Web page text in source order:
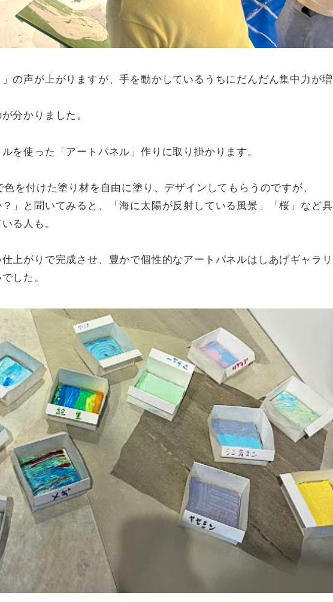
の声が上がりますが、手を動かしているうちにだんだん集中力が増
分かりました。
を使った「アートパネル」作りに取り掛かります。
を付けた塗り材を自由に塗り、デザインしてもらうのですが、
？」と聞いてみると、「海に太陽が反射している風景」「桜」など具
る人も。
上がりで完成させ、豊かで個性的なアートパネルはしあげギャラリ
した。